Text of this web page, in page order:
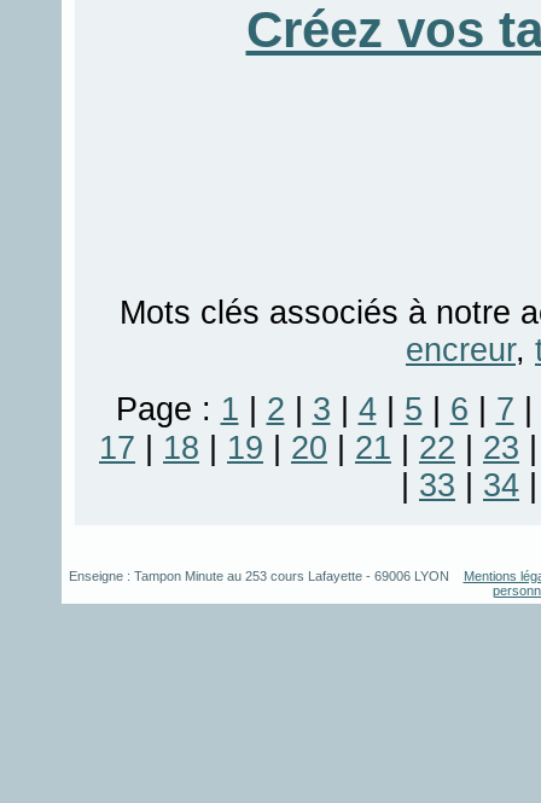
Créez vos
Mots clés associés à notre
encreur,
Page : 1 2 3 4| 5 6 7
17
18 19 20 21 22 23
33 34
Enseigne : Tampon Minuteau 253 cours Lafayette- 69006 LYON
Mentions